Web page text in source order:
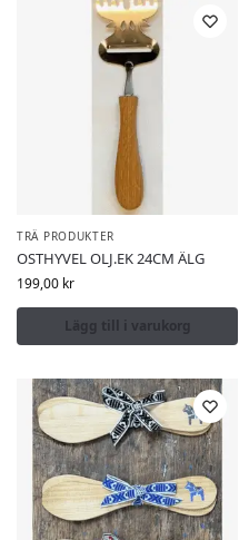
TRÄ PRODUKTER
OSTHYVEL OLJ.EK 24CM ÄLG
199,00 kr
Lägg till i varukorg